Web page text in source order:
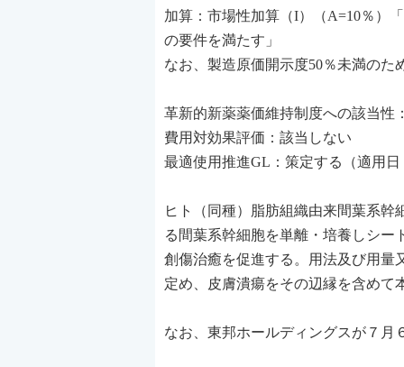
加算：市場性加算（I）（A=10％）
の要件を満たす」
なお、製造原価開示度50％未満のた
革新的新薬薬価維持制度への該当性
費用対効果評価：該当しない
最適使用推進GL：策定する（適用日
ヒト（同種）脂肪組織由来間葉系
る間葉系幹細胞を単離・培養しシー
創傷治癒を促進する。用法及び用量
定め、皮膚潰瘍をその辺縁を含めて
なお、東邦ホールディングスが７月